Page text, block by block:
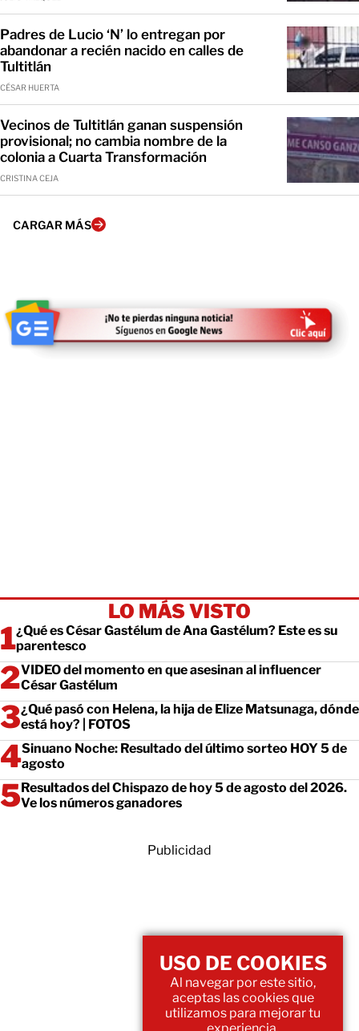
Padres de Lucio ‘N’ lo entregan por
abandonar a recién nacido en calles de
Tultitlán
CÉSAR HUERTA
Vecinos de Tultitlán ganan suspensión
provisional; no cambia nombre de la
colonia a Cuarta Transformación
CRISTINA CEJA
CARGAR MÁS
LO MÁS VISTO
¿Qué es César Gastélum de Ana Gastélum? Este es su
parentesco
VIDEO del momento en que asesinan al influencer
César Gastélum
¿Qué pasó con Helena, la hija de Elize Matsunaga, dónde
está hoy? | FOTOS
Sinuano Noche: Resultado del último sorteo HOY 5 de
agosto
Resultados del Chispazo de hoy 5 de agosto del 2026.
Ve los números ganadores
Publicidad
USO DE COOKIES
Al navegar por este sitio,
aceptas las cookies que
utilizamos para mejorar tu